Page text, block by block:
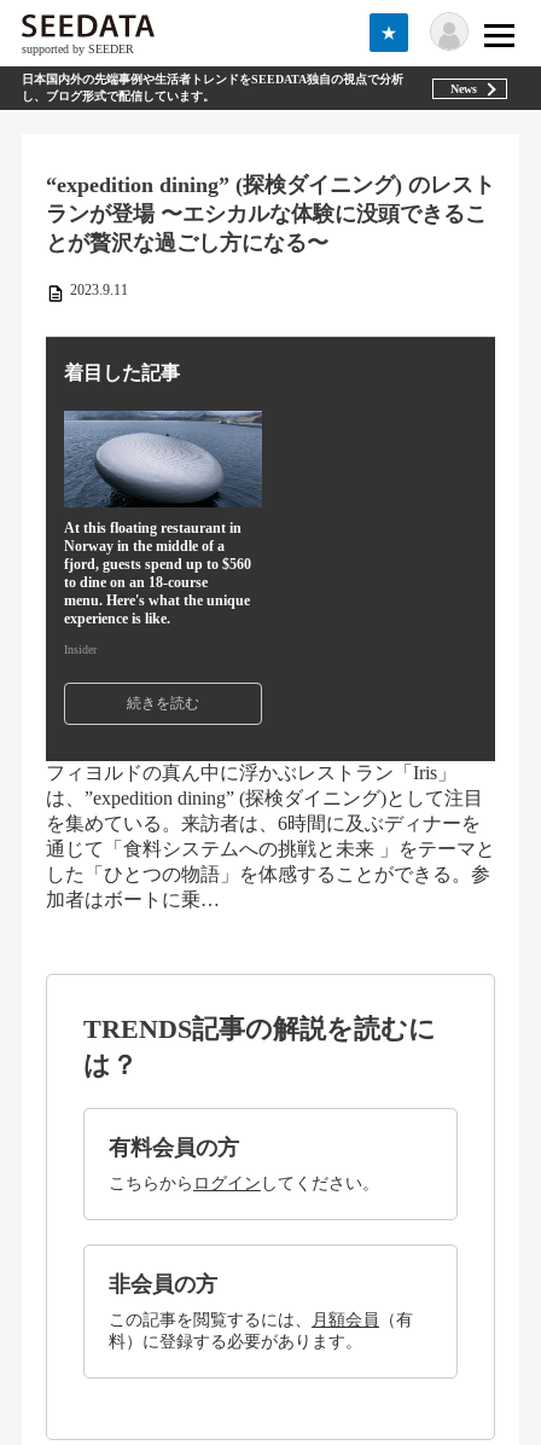
supported by SEEDER
★
日本国内外の先端事例や生活者トレンドをSEEDATA独自の視点で分析
し、ブログ形式で配信しています。
News
“expedition dining” (探検ダイニング) のレスト
ランが登場 〜エシカルな体験に没頭できるこ
とが贅沢な過ごし方になる〜
2023.9.11
着目した記事
At this floating restaurant in
Norway in the middle of a
fjord, guests spend up to $560
to dine on an 18-course
menu. Here's what the unique
experience is like.
Insider
続きを読む
フィヨルドの真ん中に浮かぶレストラン「Iris」
は、”expedition dining” (探検ダイニング)として注目
を集めている。来訪者は、6時間に及ぶディナーを
通じて「食料システムへの挑戦と未来 」をテーマと
した「ひとつの物語」を体感することができる。参
加者はボートに乗…
TRENDS記事の解説を読むに
は？
有料会員の方
こちらから ログイン してください。
非会員の方
この記事を閲覧するには、 月額会員
（有
料）に登録する必要があります。